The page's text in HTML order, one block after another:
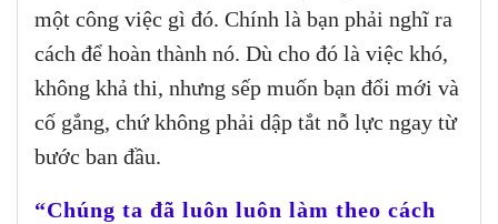
một công việc gì đó. Chính là bạn phải nghĩ ra
cách để hoàn thành nó. Dù cho đó là việc khó,
không khả thi, nhưng sếp muốn bạn đổi mới và
cố gắng, chứ không phải dập tắt nỗ lực ngay từ
bước ban đầu.
“Chúng ta đã luôn luôn làm theo cách